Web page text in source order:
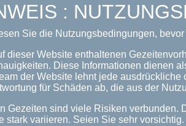
:
Sie die Nutzungsbedingungen,
dieser Website enthaltenen
Diese Informationen dienen
der Website lehnt jede
für Schäden ab, die aus der
Gezeiten sind viele Risiken verbunden.
stark variieren. Seien Sie sehr vorsichtig.